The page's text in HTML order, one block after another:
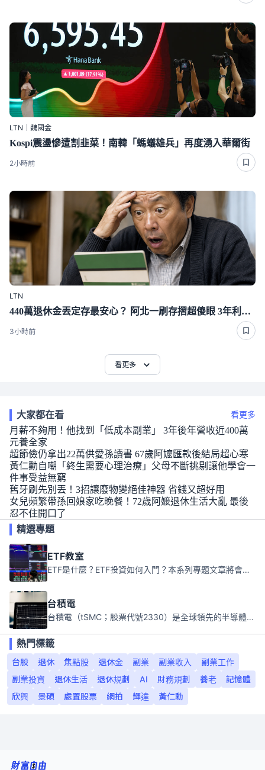
LTN｜魏國金
Kospi震盪慘遭割韭菜！南韓「螞蟻雄兵」再度湧入華爾街
2小時前
LTN
440萬退休金丟定存最安心？ 阿北一刷存摺超傻眼 3年利息僅1千多
3小時前
看更多
大家都在看 看更多
月薪不夠用！他找到「低成本副業」 3年後年營收近400萬
元養全家
超節儉仍拿出22萬供愛孫讀書 67歲阿嬤匯款後結局超心寒
黃仁勳自嘲「終生需要心理治療」父母不斷挑剔讓他學會一
件事受益無窮
舊牙刷先別丟！3招讓廢物變絕佳神器 省錢又超好用
女兒頻繁帶孫回娘家吃晚餐！72歲阿嬤退休生活大亂 最後
忍不住開口了
精選專題
ETF教室
ETF是什麼？ETF投資如何入門？本系列專題文章將會告訴你新手必須知道的ETF基礎知識。
台積電
台積電（tSMC；股票代號2330）是全球領先的半導體代工公司，成立於1987年，總部位於台灣新竹。且已於美國、日本、德國及中國設廠，台積電是全球首家專業積體電路製造服務公司，也是全球最先進和最大規模的半導體代工廠。
熱門標籤
台股
退休 焦點股 退休金 副業 副業收入
副業工作
副業投資
退休生活 退休規劃 AI 財務規劃 養老
記憶體
欣興
景碩 處置股票 網拍 輝達 黃仁勳